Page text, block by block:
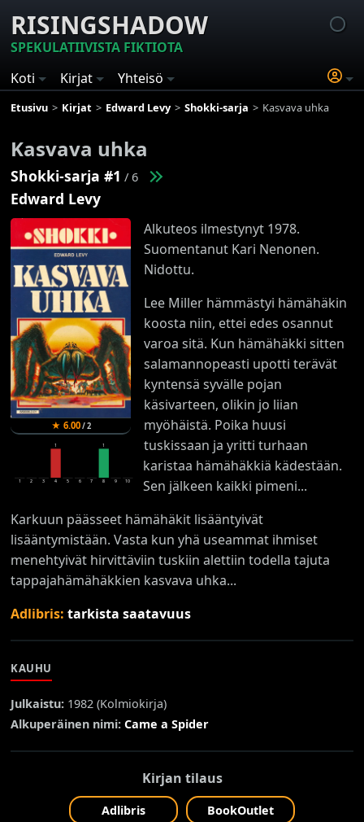
RISINGSHADOW
SPEKULATIIVISTA FIKTIOTA
Koti
Kirjat Yhteisö
Etusivu Kirjat Edward Levy Shokki-sarja Kasvava uhka
Kasvava uhka
Shokki-sarja #1 / 6
Edward Levy
★ 6.00/2
1 2 3
1
4 5 6 7
1
8 9 10
Alkuteos ilmestynyt 1978.
Suomentanut Kari Nenonen.
Nidottu.
Lee Miller hämmästyi hämähäkin
koosta niin, ettei edes osannut
varoa sitä. Kun hämähäkki sitten
salamannopeasti upotti terävät
kyntensä syvälle pojan
käsivarteen, olikin jo liian
myöhäistä. Poika huusi
tuskissaan ja yritti turhaan
karistaa hämähäkkiä kädestään.
Sen jälkeen kaikki pimeni...
Karkuun päässeet hämähäkit lisääntyivät
lisääntymistään. Vasta kun yhä useammat ihmiset
menehtyivät hirvittäviin tuskiin alettiin todella tajuta
tappajahämähäkkien kasvava uhka...
Adlibris:tarkista saatavuus
KAUHU
Julkaistu: 1982 (Kolmiokirja)
Alkuperäinen nimi: Came a Spider
Kirjan tilaus
Adlibris BookOutlet